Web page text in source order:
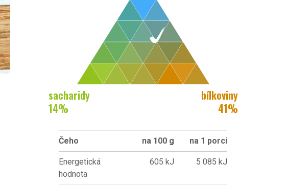
sacharidy
14%
bílkoviny
41%
Čeho na 100 g na 1 porci
Energetická
hodnota
605 kJ 5 085 kJ